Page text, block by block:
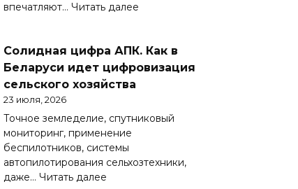
впечатляют… Читать далее
Почему
для
эффективно
зарубежных
Солидная цифра АПК. Как в
Беларуси идет цифровизация
сельского хозяйства
23 июля, 2026
Точное земледелие, спутниковый
мониторинг, применение
беспилотников, системы
автопилотирования сельхозтехники,
даже… Читать далее